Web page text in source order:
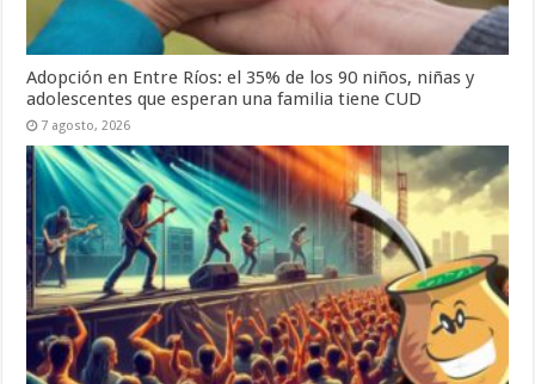
Adopción en Entre Ríos: el 35% de los 90 niños, niñas y
adolescentes que esperan una familia tiene CUD
7 agosto, 2026